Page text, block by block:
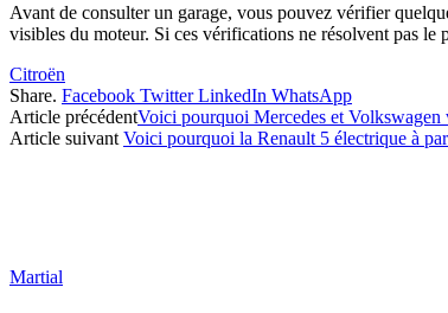
Avant de consulter un garage, vous pouvez vérifier
visibles du moteur. Si ces vérifications ne résolvent pas
Citroën
Share. Facebook Twitter LinkedIn WhatsApp
Article précédentVoici pourquoi Mercedes et Volkswagen
Article suivant Voici pourquoi la Renault 5 électrique à
Martial